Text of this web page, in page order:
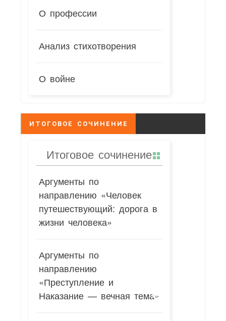
О профессии
Анализ стихотворения
О войне
ИТОГОВОЕ СОЧИНЕНИЕ
Итоговое сочинение
Аргументы по
направлению «Человек
путешествующий: дорога в
жизни человека»
Аргументы по
направлению
«Преступление и
Наказание — вечная тема»